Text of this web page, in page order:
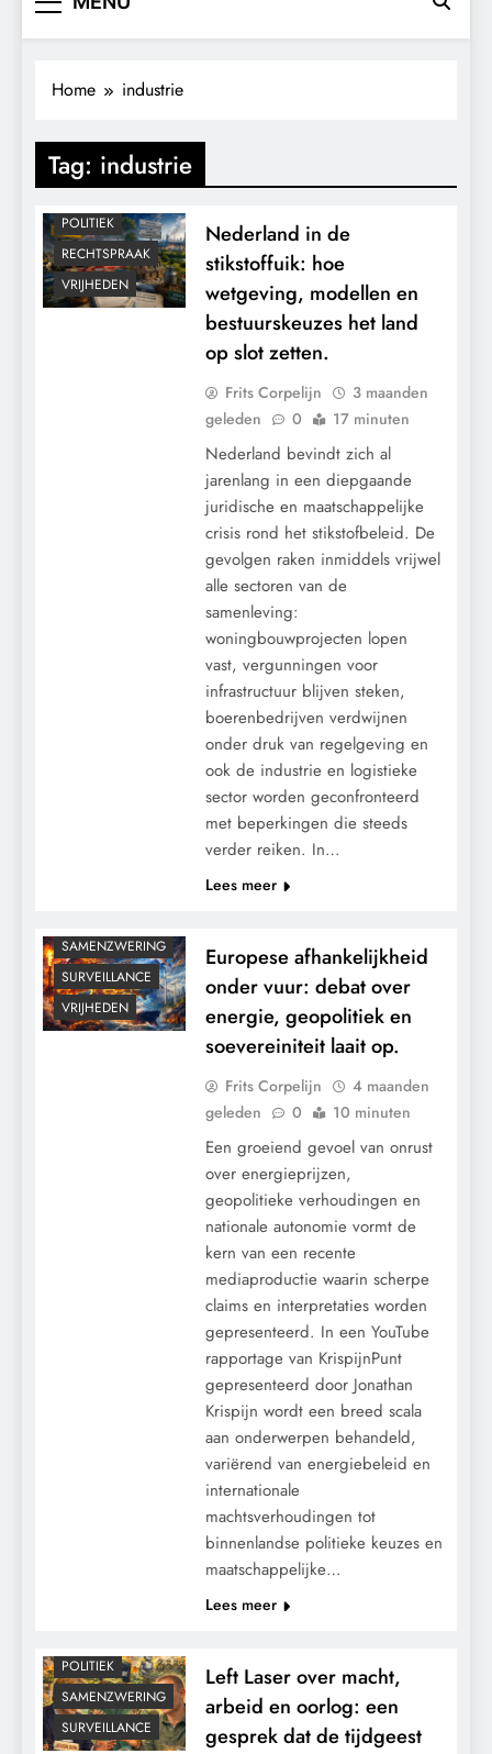
Home industrie
Tag: industrie
CONTROLE
KLIMAATBEDROG
MACHT
POLITIEK
RECHTSPRAAK
VRIJHEDEN
Nederland in de
stikstoffuik: hoe
wetgeving, modellen en
bestuurskeuzes het land
op slot zetten.
Frits Corpelijn
3 maanden
geleden
0 17 minuten
Nederland bevindt zich al
jarenlang in een diepgaande
juridische en maatschappelijke
crisis rond het stikstofbeleid. De
gevolgen raken inmiddels vrijwel
alle sectoren van de
samenleving:
woningbouwprojecten lopen
vast, vergunningen voor
infrastructuur blijven steken,
boerenbedrijven verdwijnen
onder druk van regelgeving en
ook de industrie en logistieke
sector worden geconfronteerd
met beperkingen die steeds
verder reiken. In…
Lees meer
SAMENZWERING
SURVEILLANCE
VRIJHEDEN
Europese afhankelijkheid
onder vuur: debat over
energie, geopolitiek en
soevereiniteit laait op.
Frits Corpelijn
4 maanden
geleden
0 10 minuten
Een groeiend gevoel van onrust
over energieprijzen,
geopolitieke verhoudingen en
nationale autonomie vormt de
kern van een recente
mediaproductie waarin scherpe
claims en interpretaties worden
gepresenteerd. In een YouTube
rapportage van KrispijnPunt
gepresenteerd door Jonathan
Krispijn wordt een breed scala
aan onderwerpen behandeld,
variërend van energiebeleid en
internationale
machtsverhoudingen tot
binnenlandse politieke keuzes en
maatschappelijke…
Lees meer
POLITIEK
SAMENZWERING
SURVEILLANCE
Left Laser over macht,
arbeid en oorlog: een
gesprek dat de tijdgeest